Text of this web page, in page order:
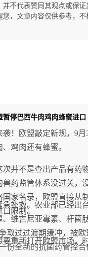
并不代表赞同其观点或保证
您，文章内容仅供参考，不
暂停巴西牛肉鸡肉蜂蜜进口
！欧盟敲定新规，9月
鸡肉还有蜂蜜。
次并不是查出产品有药
兽药监管体系没过关，
国家名录，欧盟直接从
限制。
急补救。农业部已经出
、维吉尼亚霉素、杆菌
取过过渡期缓冲，被欧
份全新的抗菌药管控
要重新打开欧盟市场，